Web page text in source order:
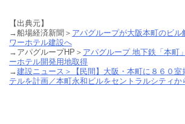
【出典元】
→船場経済新聞＞ アパグループが大阪本町のビ
ワーホテル建設へ
→アパグループHP＞ アパグループ 地下鉄「本町
ーホテル開発用地取得
→建設ニュース＞【民間】大阪・本町に８６０室
テルを計画／本町永和ビルをセントラルシティ